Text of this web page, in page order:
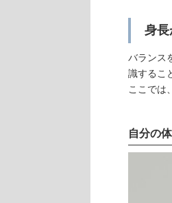
身長
バランス
識するこ
ここでは
自分の